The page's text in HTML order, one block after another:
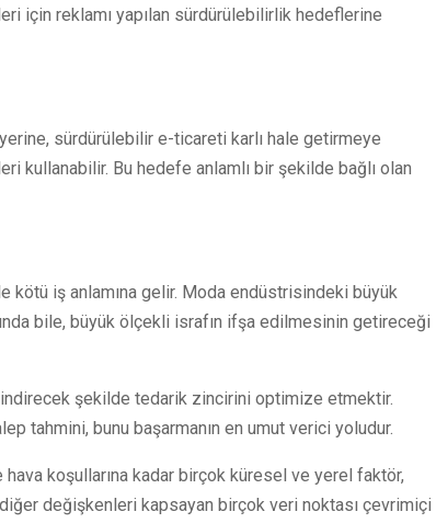
için reklamı yapılan sürdürülebilirlik hedeflerine
sürdürülebilir e-ticareti karlı hale getirmeye
kullanabilir. Bu hedefe anlamlı bir şekilde bağlı olan
kötü iş anlamına gelir. Moda endüstrisindeki büyük
bile, büyük ölçekli israfın ifşa edilmesinin getireceği
şekilde tedarik zincirini optimize etmektir.
tahmini, bunu başarmanın en umut verici yoludur.
koşullarına kadar birçok küresel ve yerel faktör,
değişkenleri kapsayan birçok veri noktası çevrimiçi